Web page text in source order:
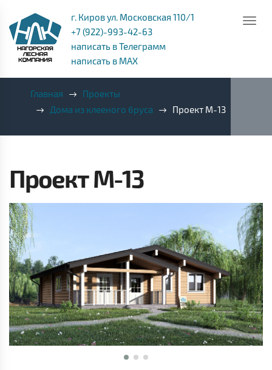
г. Киров ул. Московская 110/1
+7 (922)-993-42-63
написать в Телеграмм
написать в MAX
Главная
Проекты
Дома из клееного бруса
Проект M-13
Проект M-13